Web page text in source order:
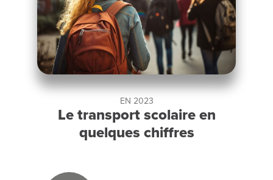
EN 2023
Le transport scolaire en
quelques chiffres